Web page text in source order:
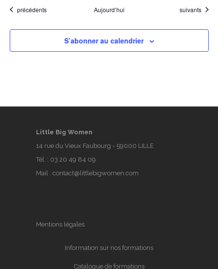
Évènements
précédents Aujourd’hui Évènements
suivants
S’abonner au calendrier
Little Big Women
14 rue du Vieux Faubourg - 59000 LILLE
Tél. : 03 20 49 84 09
Mail : contact@littlebigwomen.com
Mentions légales
Information sur nos formations
Catalogue de formations